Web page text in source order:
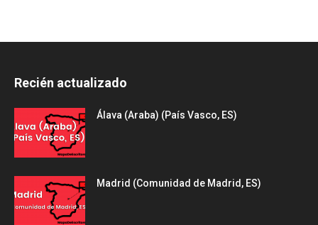
Recién actualizado
Álava (Araba) (País Vasco, ES)
Madrid (Comunidad de Madrid, ES)